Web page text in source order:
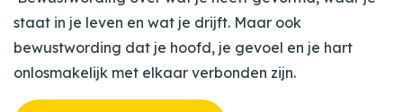
staat in je leven en wat je drijft. Maar ook
bewustwording dat je hoofd, je gevoel en je hart
onlosmakelijk met elkaar verbonden zijn.